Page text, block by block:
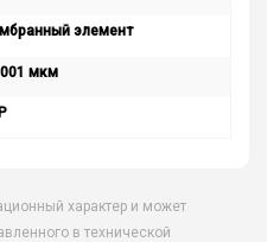
элемент
мкм
характер и может
в технической